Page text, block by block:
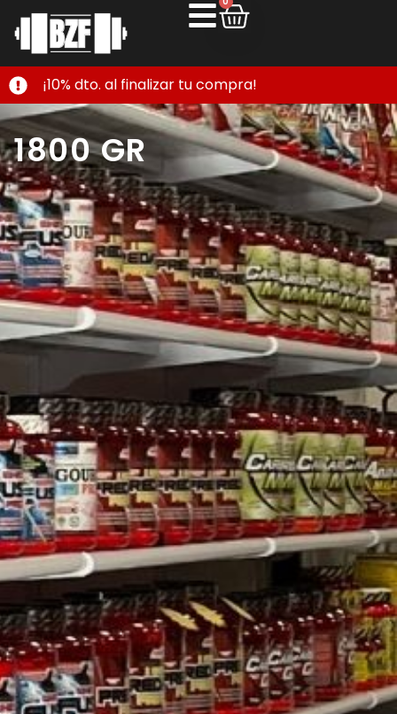
¡10% dto. al finalizar tu compra!
1800 GR